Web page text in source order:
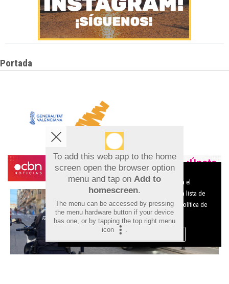
Portada
To add this web app to the home
screen open the browser option
menu and tap on Add to
homescreen.
The menu can be accessed by pressing
the menu hardware button if your device
has one, or by tapping the top right menu
icon
.
Aviso sobre el Uso de cookies:
Utilizamos cookies nuestras y de terceros para el
funcionamiento del digital. Puedes consultar la lista de
cookies y como desconectarlas. Ver nuestra Política de
Privacidad y Cookies
Aceptar Cookies